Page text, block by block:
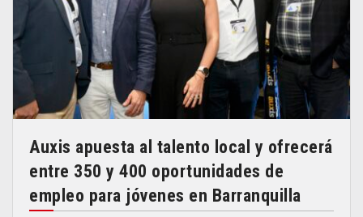
Auxis apuesta al talento local y ofrecerá
entre 350 y 400 oportunidades de
empleo para jóvenes en Barranquilla